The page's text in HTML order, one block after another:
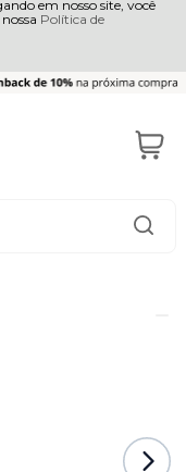
em nosso site, você
Política de